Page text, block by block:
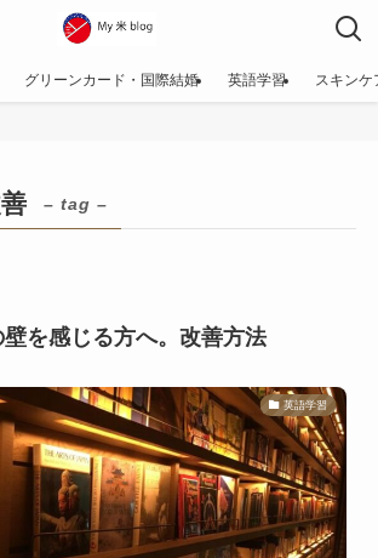
グリーンカード・国際結婚 英語学習 スキンケ
– tag –
を感じる方へ。改善方法
英語学習